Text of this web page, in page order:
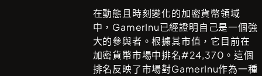
在動態且時刻變化的加密貨幣領域
中， GamerInu已經證明自己是一個強
大的參與者。根據其市值，它目前在
加密貨幣市場中排名#24,370 。這個
排名反映了市場對GamerInu作為一種